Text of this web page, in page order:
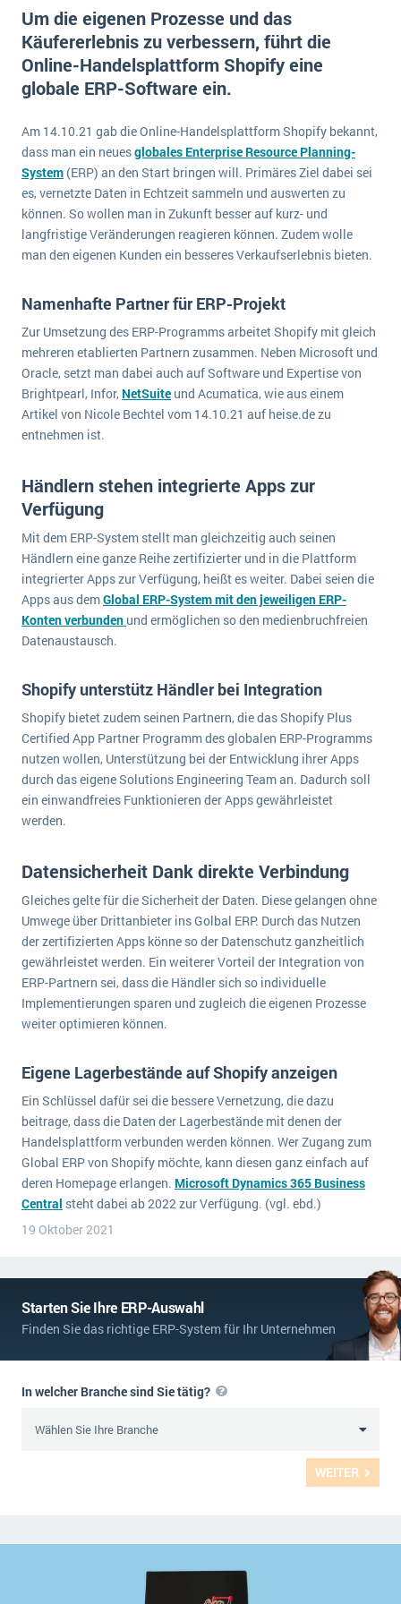
Suche
Vergleich
Auswahl
Schulung
Auswertung
Service und Wartung
E-commerce
Einzelhandel
Finanzen
Grosshandel
Handel
Handwerk
Health Care
IKT
Installation
Landwirtschaft
Maschinenbau
Medien
NGO
Lebensmittelindustrie
Logistik
Produktion
Services
Vermietung
Versorgung
Die 4 Komponenten eines CRM-Systems
5 Funktionen einer ERP-Software für Konzerne
Was ist Data Mining? - Ein Leitfaden für Unternehmen
Mehr über ERP-Software
Ein WMS implementieren: Das sind die 6
wichtigsten Punkte, die es zu beachten gilt
ERP-Software für Abfallentsorger
Digitale Arbeitsaufträge in Ihrem ERP- oder FSM-System: clever und effizient
MEHR ÜBER ERP-SOFTWARE
ERP News
SAP übernimmt Reltio für eine bessere
Datenintegration
Die „SaaSpocalypse“: Was ist das und was bedeutet es für die Zukunft von Unternehmenssoftware?
NACHRICHTENARCHIV
Offene Stellen bei ERP-Lieferanten
Über uns
DSGVO/GDPR
Kontakt
Um die eigenen Prozesse und das
Käufererlebnis zu verbessern, führt die
Online-Handelsplattform Shopify eine
globale ERP-Software ein.
Am 14.10.21 gab die Online-Handelsplattform Shopify bekannt,
dass man ein neuesglobales Enterprise Resource Planning-
System (ERP) an den Start bringen will. Primäres Ziel dabei sei
es, vernetzte Daten in Echtzeit sammeln und auswerten zu
können. So wollen man in Zukunft besser auf kurz- und
langfristige Veränderungen reagieren können. Zudem wolle
man den eigenen Kunden ein besseres Verkaufserlebnis bieten.
Namenhafte Partner für ERP-Projekt
Zur Umsetzung des ERP-Programms arbeitet Shopify mit gleich
mehreren etablierten Partnern zusammen. Neben Microsoft und
Oracle, setzt man dabei auch auf Software und Expertise von
Brightpearl, Infor, NetSuite und Acumatica, wie aus einem
Artikel von Nicole Bechtel vom 14.10.21 auf heise.de zu
entnehmen ist.
Händlern stehen integrierte Apps zur
Verfügung
Mit dem ERP-System stellt man gleichzeitig auch seinen
Händlern eine ganze Reihe zertifizierter und in die Plattform
integrierter Apps zur Verfügung, heißt es weiter. Dabei seien die
Apps aus demGlobal ERP-System mit den jeweiligen ERP-
Konten verbunden und ermöglichen so den medienbruchfreien
Datenaustausch.
Shopify unterstütz Händler bei Integration
Shopify bietet zudem seinen Partnern, die das Shopify Plus
Certified App Partner Programm des globalen ERP-Programms
nutzen wollen, Unterstützung bei der Entwicklung ihrer Apps
durch das eigene Solutions Engineering Team an. Dadurch soll
ein einwandfreies Funktionieren der Apps gewährleistet
werden.
Datensicherheit Dank direkte Verbindung
Gleiches gelte für die Sicherheit der Daten. Diese gelangen ohne
Umwege über Drittanbieter ins Golbal ERP. Durch das Nutzen
der zertifizierten Apps könne so der Datenschutz ganzheitlich
gewährleistet werden. Ein weiterer Vorteil der Integration von
ERP-Partnern sei, dass die Händler sich so individuelle
Implementierungen sparen und zugleich die eigenen Prozesse
weiter optimieren können.
Eigene Lagerbestände auf Shopify anzeigen
Ein Schlüssel dafür sei die bessere Vernetzung, die dazu
beitrage, dass die Daten der Lagerbestände mit denen der
Handelsplattform verbunden werden können. Wer Zugang zum
Global ERP von Shopify möchte, kann diesen ganz einfach auf
deren Homepage erlangen. Microsoft Dynamics 365 Business
Central steht dabei ab 2022 zur Verfügung. (vgl. ebd.)
19 Oktober 2021
Starten Sie Ihre ERP-Auswahl
Finden Sie das richtige ERP-System für Ihr Unternehmen
WEITER
In welcher Branche sind Sie tätig?